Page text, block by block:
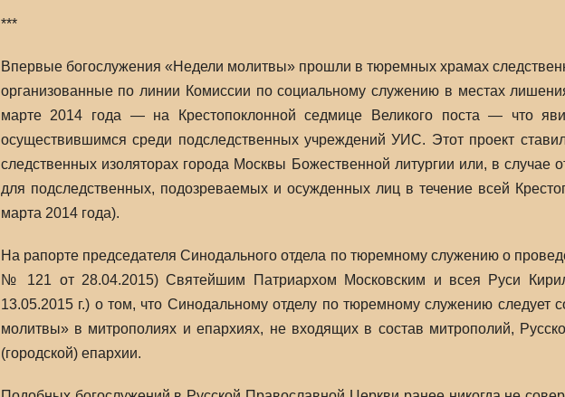
***
Впервые богослужения «Недели молитвы» прошли в тюремных храмах
организованные по линии Комиссии по социальному служению в местах
марте 2014 года — на Крестопоклонной седмице Великого поста — что
осуществившимся среди подследственных учреждений УИС. Этот проект
следственных изоляторах города Москвы Божественной литургии или, в случае
для подследственных, подозреваемых и осужденных лиц в течение всей
марта 2014 года).
На рапорте председателя Синодального отдела по тюремному служению о
№ 121 от 28.04.2015) Святейшим Патриархом Московским и всея Руси
13.05.2015 г.) о том, что Синодальному отделу по тюремному служению следует
молитвы» в митрополиях и епархиях, не входящих в состав митрополий,
(городской) епархии.